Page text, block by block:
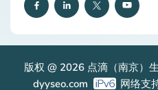
版权 @ 2026 点滴（南京）
dyyseo.com
网络支